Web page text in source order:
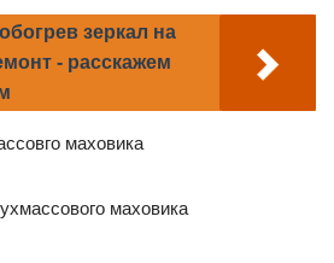
зеркал на
- расскажем
маховика
маховика